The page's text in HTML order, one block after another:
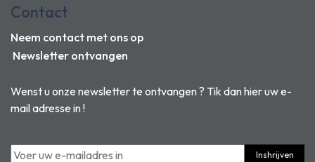
Wenst u onze newsletter te ontvangen ? Tik dan hier uw e-
mail adresse in !
Inshrijven
Contact
Neem contact met ons op
Newsletter ontvangen